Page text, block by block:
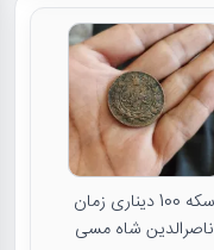
سکه 100 دیناری زمان
ناصرالدین شاه مسی